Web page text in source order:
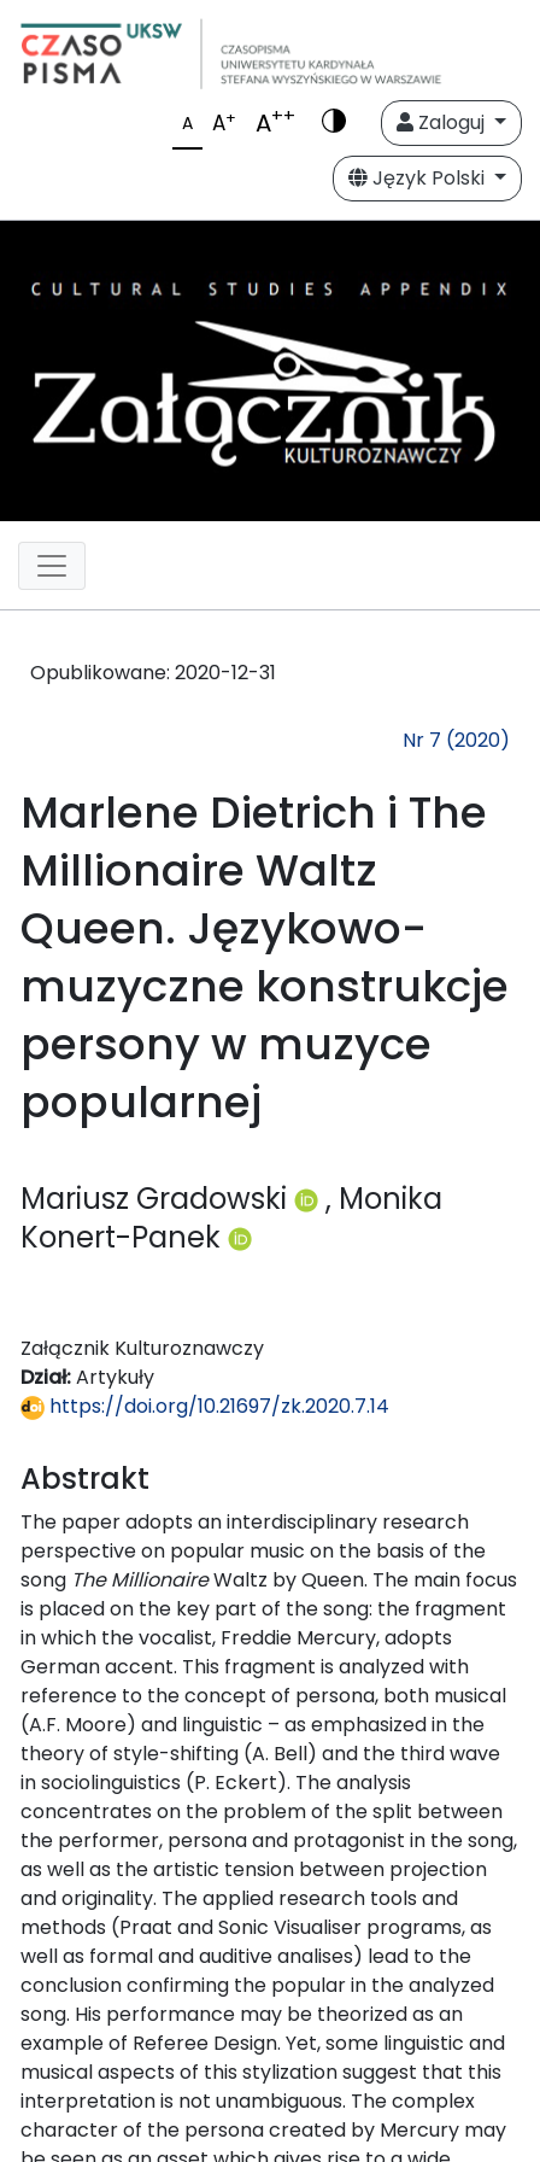
A A+ A++
Zaloguj
Język Polski
Opublikowane: 2020-12-31
Nr 7 (2020)
Marlene Dietrich i The
Millionaire Waltz
Queen. Językowo-
muzyczne konstrukcje
persony w muzyce
popularnej
Mariusz Gradowski
, Monika
Konert-Panek
Załącznik Kulturoznawczy
Dział:Artykuły
https://doi.org/10.21697/zk.2020.7.14
Abstrakt
The paper adopts an interdisciplinary research
perspective on popular music on the basis of the
song The MillionaireWaltz by Queen. The main focus
is placed on the key part of the song: the fragment
in which the vocalist, Freddie Mercury, adopts
German accent. This fragment is analyzed with
reference to the concept of persona, both musical
(A.F. Moore) and linguistic – as emphasized in the
theory of style-shifting (A. Bell) and the third wave
in sociolinguistics (P. Eckert). The analysis
concentrates on the problem of the split between
the performer, persona and protagonist in the song,
as well as the artistic tension between projection
and originality. The applied research tools and
methods (Praat and Sonic Visualiser programs, as
well as formal and auditive analises) lead to the
conclusion confirming the popular in the analyzed
song. His performance may be theorized as an
example of Referee Design. Yet, some linguistic and
musical aspects of this stylization suggest that this
interpretation is not unambiguous. The complex
character of the persona created by Mercury may